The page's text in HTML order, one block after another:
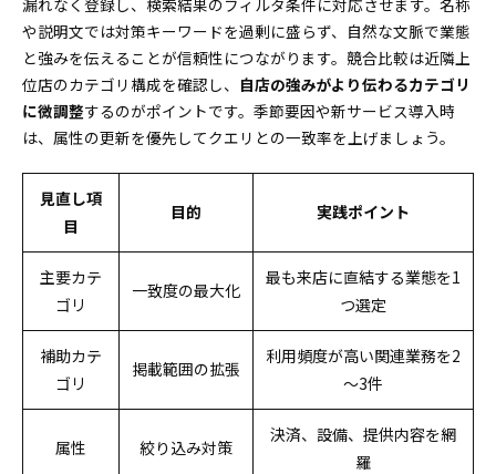
漏れなく登録し、検索結果のフィルタ条件に対応させます。名称
や説明文では対策キーワードを過剰に盛らず、自然な文脈で業態
と強みを伝えることが信頼性につながります。競合比較は近隣上
位店のカテゴリ構成を確認し、 自店の強みがより伝わるカテゴリ
に微調整するのがポイントです。季節要因や新サービス導入時
は、属性の更新を優先してクエリとの一致率を上げましょう。
見直し項
目
目的 実践ポイント
主要カテ
ゴリ
一致度の最大化
最も来店に直結する業態を1
つ選定
補助カテ
ゴリ
掲載範囲の拡張
利用頻度が高い関連業務を2
～3件
属性 絞り込み対策
決済、設備、提供内容を網
羅